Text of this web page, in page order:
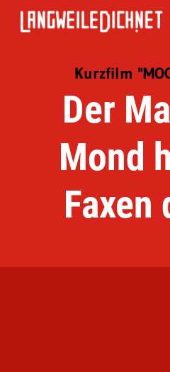
Kurzfilm
Der
Mond
Faxen